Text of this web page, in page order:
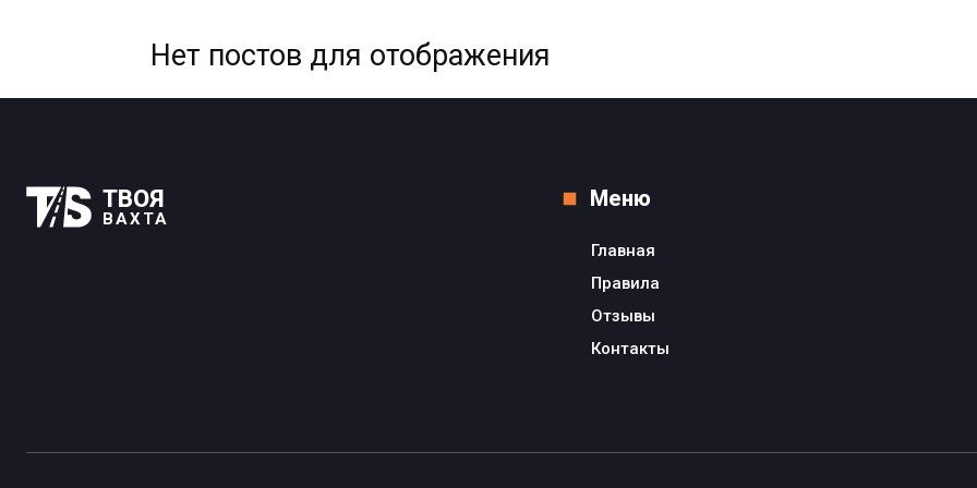
Нет постов для отображения
ТВОЯ
ВАХТА
Меню
Главная
Правила
Отзывы
Контакты